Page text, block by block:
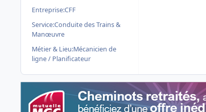
Entreprise:CFF
Service:Conduite des Trains &
Manœuvre
Métier & Lieu:Mécanicien de
ligne / Planificateur